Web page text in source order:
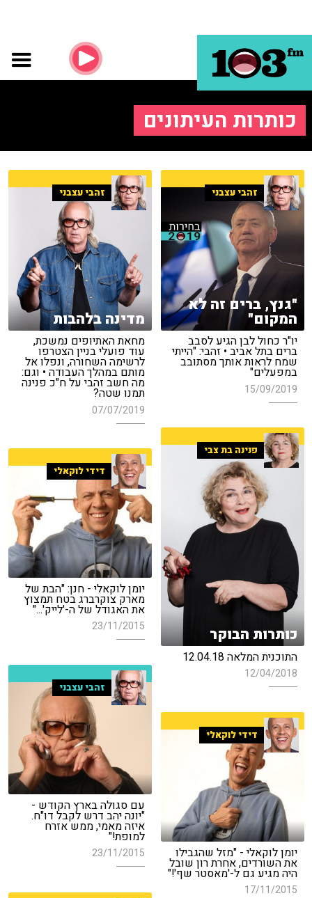
כותרות העיתונים
זהבי עצבני
"גנץ, ברים זה לא
המקום"
יו"ר כחול לבן הגיע לסבב
ברים בתל אביב • זהבי: "הייתי
שמח לראות אותך מסתובב
במפעלים"
15/09/2019
זהבי עצבני
מדינה בלהבות
מחאת האתיופים נמשכת,
עוד פועלי בניין הצטרפו
לרשימה השחורה, ונפלו אל
מותם במהלך העבודה • וגם:
מה חשב זהבי על ח"כ פנינה
תמנו שטה?
07/07/2019
פנינה בת צבי
כותרות הבוקר
התוכנית המלאה 12.04.18
12/04/2018
דידי לוקאלי
יומן לוקאלי - חנן: "הבת של
מארק צוקרברג בטח תמצוץ
את האגודל של ה-'לייק'..."
23/11/2015
זהבי עצבני
עם סגולה בארץ הקודש -
"יונה יהב דרש לקבל דו"ח.
איזה מאמי, ממש אזרח
למופת!"
23/11/2015
דידי לוקאלי
יומן לוקאלי - "מזל שהגבילו
את השורדים, אחרת רון שובל
היה מגיע גם ל-'מאסטר שף'!"
17/11/2015